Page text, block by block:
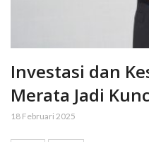
Investasi dan
Merata Jadi
18 Februari 2025